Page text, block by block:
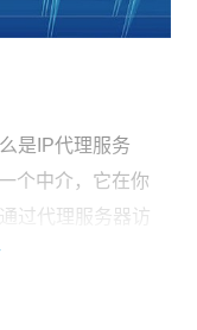
是IP代理服务
个中介，它在你
过代理服务器访
IP地址，而是代